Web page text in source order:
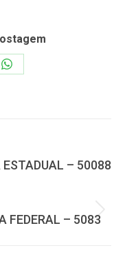
Share
ESTADUAL – 50088
FEDERAL – 5083